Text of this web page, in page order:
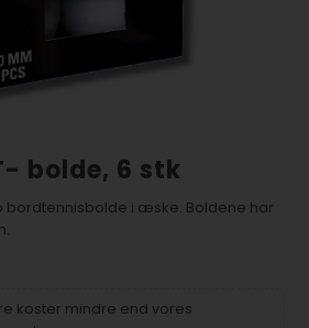
bolde, 6 stk
bordtennisbolde i æske. Boldene har
koster mindre end vores